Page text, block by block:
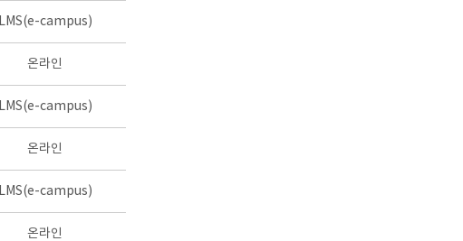
LMS(e-campus)
온라인
LMS(e-campus)
온라인
LMS(e-campus)
온라인